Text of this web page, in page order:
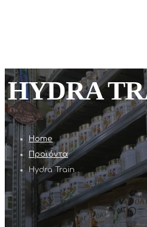
HYDRA
Home
Προϊόντα
Hydra Train